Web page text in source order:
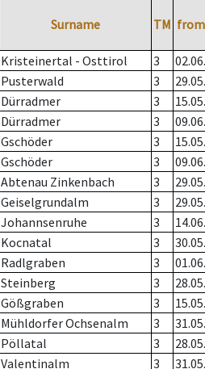
Surname TM from
Kristeinertal - Osttirol 3 02.06.
Pusterwald 3 29.05.
Dürradmer 3 15.05.
Dürradmer 3 09.06.
Gschöder 3 15.05.
Gschöder 3 09.06.
Abtenau Zinkenbach 3 29.05.
Geiselgrundalm 3 29.05.
Johannsenruhe 3 14.06.
Kocnatal 3 30.05.
Radlgraben 3 01.06.
Steinberg 3 28.05.
Gößgraben 3 15.05.
Mühldorfer Ochsenalm 3 31.05.
Pöllatal 3 28.05.
Valentinalm 3 31.05.